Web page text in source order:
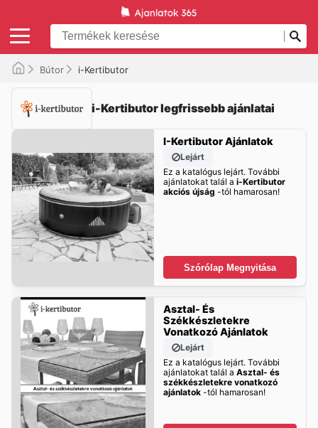
Bútor i-Kertibutor
i-Kertibutor legfrissebb ajánlatai
I-Kertibutor Ajánlatok
Lejárt
Ez a katalógus lejárt. További
ajánlatokat talál a i-Kertibutor
akciós újság -tól hamarosan!
Szórólap Megnyitása
Asztal- És
Székkészletekre
Vonatkozó Ajánlatok
Lejárt
Ez a katalógus lejárt. További
ajánlatokat talál a Asztal- és
székkészletekre vonatkozó
ajánlatok-tól hamarosan!